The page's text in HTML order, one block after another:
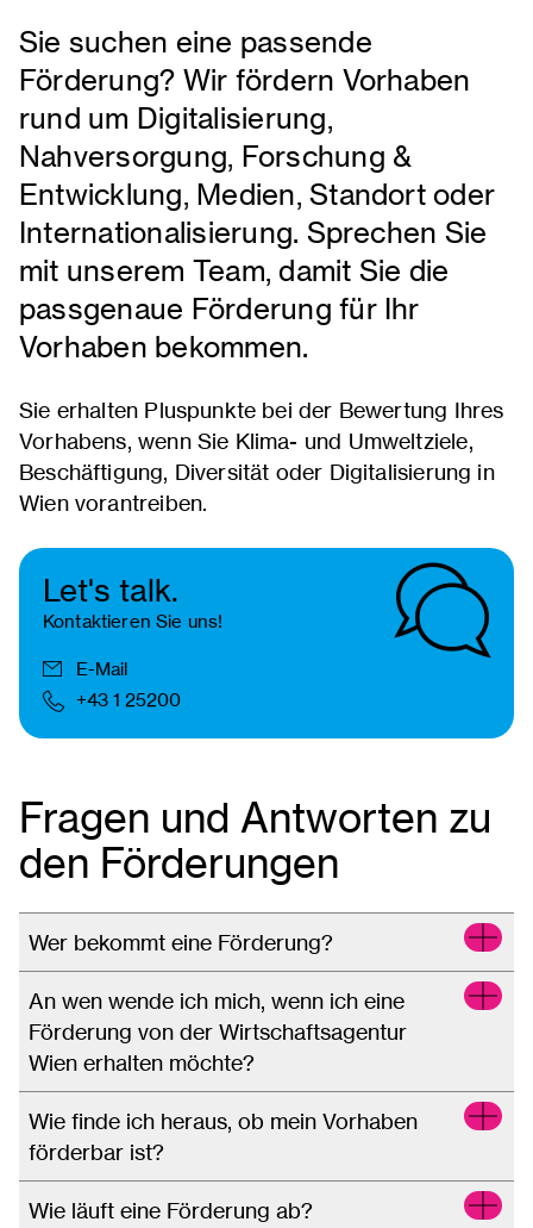
Sie suchen eine passende
Förderung? Wir fördern Vorhaben
rund um Digitalisierung,
Nahversorgung, Forschung &
Entwicklung, Medien, Standort oder
Internationalisierung. Sprechen Sie
mit unserem Team, damit Sie die
passgenaue Förderung für Ihr
Vorhaben bekommen.
Sie erhalten Pluspunkte bei der Bewertung Ihres
Vorhabens, wenn Sie Klima- und Umweltziele,
Beschäftigung, Diversität oder Digitalisierung in
Wien vorantreiben.
Let's talk.
Kontaktieren Sie uns!
E-Mail
+43 1 25200
Fragen und Antworten zu
den Förderungen
Wer bekommt eine Förderung?
An wen wende ich mich, wenn ich eine
Förderung von der Wirtschaftsagentur
Wien erhalten möchte?
Wie finde ich heraus, ob mein Vorhaben
förderbar ist?
Wie läuft eine Förderung ab?